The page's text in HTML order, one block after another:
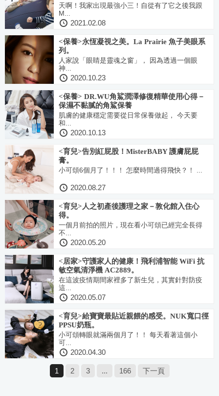
天啊！我家出現最強小三！自從有了它之後我跟
M...
2021.02.08
<保養>永恆凝視之美。La Prairie 魚子美眼系
列。
人家說「眼睛是靈魂之窗」， 因為透過一個眼
神...
2020.10.23
<保養> DR.WU角鯊潤澤修復精華使用心得－
保濕不黏膩的角鯊保養
肌膚的健康穩定需要從日常保養做起， 今天要
和...
2020.10.13
<育兒>告別紅屁股！MisterBABY 護膚屁屁
膏。
小可頌6個月了！！！ 怎麼時間過得飛快？！ ...
2020.08.27
<育兒>人之初產後護理之家－敦化館入住心
得。
一個月前拍的照片，現在看小可頌已經完全長得
不...
2020.05.20
<居家>守護家人的健康！飛利浦智能 WiFi 抗
敏空氣清淨機 AC2889。
在這波疫情期間家裡多了新生兒，其實針對防疫
這...
2020.05.07
<育兒>給寶寶最貼近親餵的感受。NUK寬口徑
PPSU奶瓶。
小可頌轉眼就滿兩個月了！！ 每天看著這個小
可...
2020.04.30
1 2 3 ... 166 下一頁